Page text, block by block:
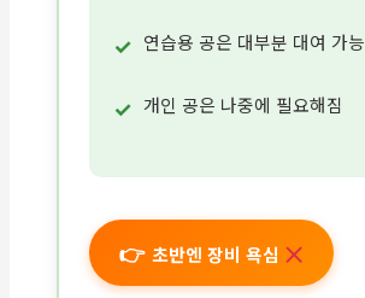
연습용 공은 대부분 대여 가능
개인 공은 나중에 필요해짐
초반엔 장비 욕심